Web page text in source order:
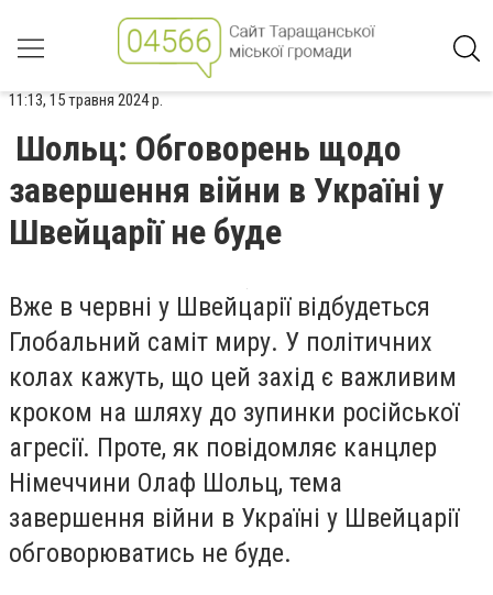
11:13, 15 травня 2024 р.
Шольц: Обговорень щодо
завершення війни в Україні у
Швейцарії не буде
Вже в червні у Швейцарії відбудеться
Глобальний саміт миру. У політичних
колах кажуть, що цей захід є важливим
кроком на шляху до зупинки російської
агресії. Проте, як повідомляє канцлер
Німеччини Олаф Шольц, тема
завершення війни в Україні у Швейцарії
обговорюватись не буде.